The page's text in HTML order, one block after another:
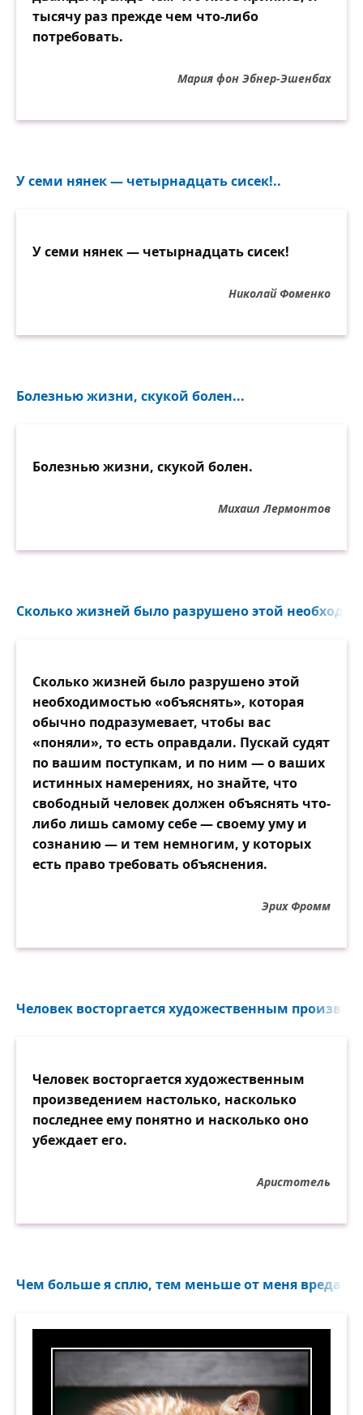
тысячу раз прежде чем что-либо
потребовать.
Мария фон Эбнер-Эшенбах
У семи нянек — четырнадцать сисек!..
У семи нянек — четырнадцать сисек!
Николай Фоменко
Болезнью жизни, скукой болен...
Болезнью жизни, скукой болен.
Михаил Лермонтов
Сколько жизней было разрушено этой
Сколько жизней было разрушено этой
необходимостью «объяснять», которая
обычно подразумевает, чтобы вас
«поняли», то есть оправдали. Пускай судят
по вашим поступкам, и по ним — о ваших
истинных намерениях, но знайте, что
свободный человек должен объяснять что-
либо лишь самому себе — своему уму и
сознанию — и тем немногим, у которых
есть право требовать объяснения.
Эрих Фромм
Человек восторгается художественным
Человек восторгается художественным
произведением настолько, насколько
последнее ему понятно и насколько оно
убеждает его.
Аристотель
Чем больше я сплю, тем меньше от меня вреда...